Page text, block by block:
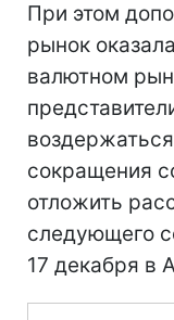
При этом
рынок
валютном
сокращения
отложить
следующего
17 декабря в